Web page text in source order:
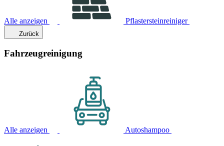
Alle anzeigen Pflastersteinreiniger
Zurück
Fahrzeugreinigung
Alle anzeigen Autoshampoo